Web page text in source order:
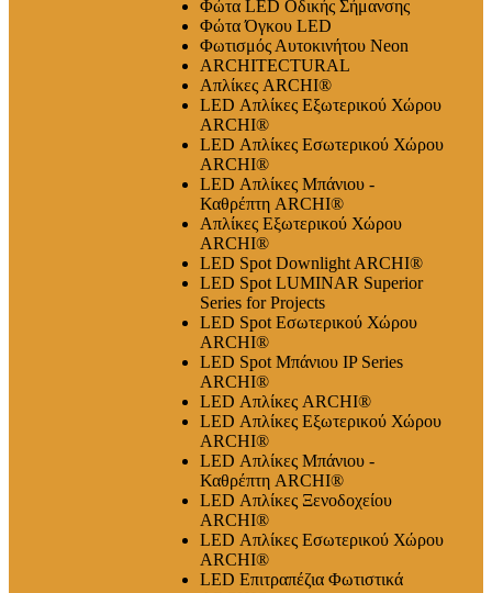
Φώτα LED Οδικής Σήμανσης
Φώτα Όγκου LED
Φωτισμός Αυτοκινήτου Neon
ARCHITECTURAL
Απλίκες ARCHI®
LED Απλίκες Εξωτερικού Χώρου
ARCHI®
LED Απλίκες Εσωτερικού Χώρου
ARCHI®
LED Απλίκες Μπάνιου -
Καθρέπτη ARCHI®
Απλίκες Εξωτερικού Χώρου
ARCHI®
LED Spot Downlight ARCHI®
LED Spot LUMINAR Superior
Series for Projects
LED Spot Εσωτερικού Χώρου
ARCHI®
LED Spot Μπάνιου IP Series
ARCHI®
LED Απλίκες ARCHI®
LED Απλίκες Εξωτερικού Χώρου
ARCHI®
LED Απλίκες Μπάνιου -
Καθρέπτη ARCHI®
LED Απλίκες Ξενοδοχείου
ARCHI®
LED Απλίκες Εσωτερικού Χώρου
ARCHI®
LED Επιτραπέζια Φωτιστικά